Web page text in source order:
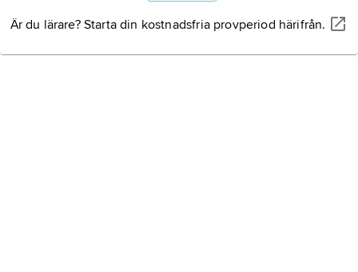
Är du lärare? Starta din kostnadsfria provperiod härifrån.